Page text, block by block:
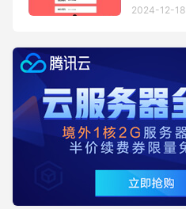
2024-12-18